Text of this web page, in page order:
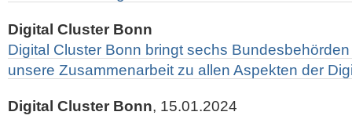
Digital Cluster Bonn
Digital Cluster Bonn bringt sechs
unsere Zusammenarbeit zu allen Aspekten der
Digital Cluster Bonn, 15.01.2024